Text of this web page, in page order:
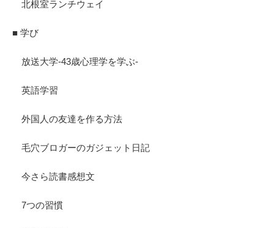
北根室ランチウェイ
■ 学び
放送大学-43歳心理学を学ぶ-
英語学習
外国人の友達を作る方法
毛穴ブロガーのガジェット日記
今さら読書感想文
7つの習慣